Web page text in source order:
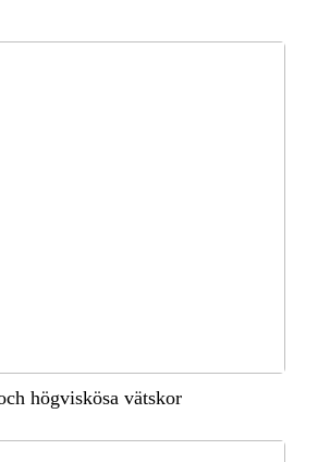
högviskösa vätskor